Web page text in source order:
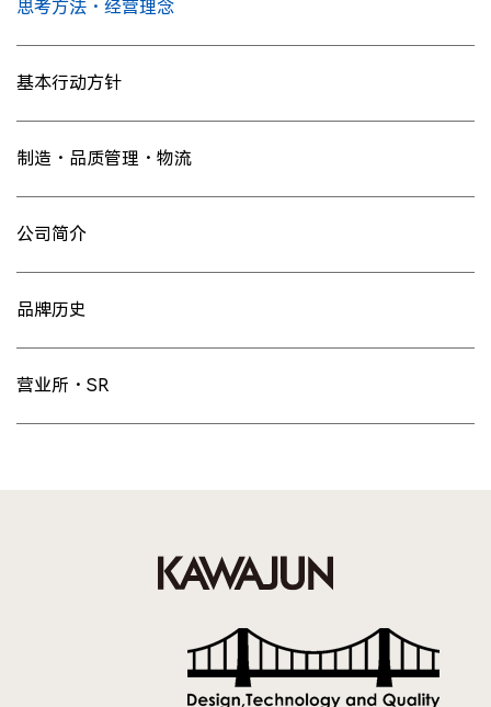
思考方法・经营理念
基本行动方针
制造・品质管理・物流
公司简介
品牌历史
营业所・SR